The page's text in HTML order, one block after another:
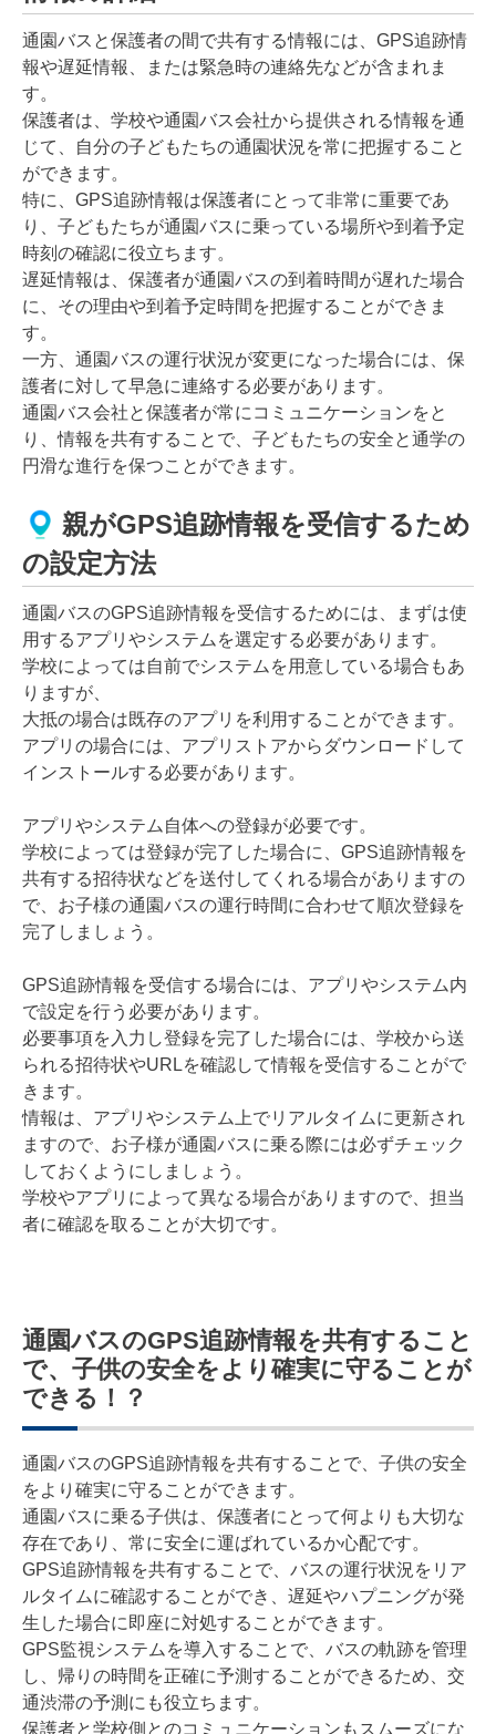
通園バスと保護者の間で共有する情報には、GPS追跡情
報や遅延情報、または緊急時の連絡先などが含まれま
す。
保護者は、学校や通園バス会社から提供される情報を通
じて、自分の子どもたちの通園状況を常に把握すること
ができます。
特に、GPS追跡情報は保護者にとって非常に重要であ
り、子どもたちが通園バスに乗っている場所や到着予定
時刻の確認に役立ちます。
遅延情報は、保護者が通園バスの到着時間が遅れた場合
に、その理由や到着予定時間を把握することができま
す。
一方、通園バスの運行状況が変更になった場合には、保
護者に対して早急に連絡する必要があります。
通園バス会社と保護者が常にコミュニケーションをと
り、情報を共有することで、子どもたちの安全と通学の
円滑な進行を保つことができます。
親がGPS追跡情報を受信するため
の設定方法
通園バスのGPS追跡情報を受信するためには、まずは使
用するアプリやシステムを選定する必要があります。
学校によっては自前でシステムを用意している場合もあ
りますが、
大抵の場合は既存のアプリを利用することができます。
アプリの場合には、アプリストアからダウンロードして
インストールする必要があります。
アプリやシステム自体への登録が必要です。
学校によっては登録が完了した場合に、GPS追跡情報を
共有する招待状などを送付してくれる場合がありますの
で、お子様の通園バスの運行時間に合わせて順次登録を
完了しましょう。
GPS追跡情報を受信する場合には、アプリやシステム内
で設定を行う必要があります。
必要事項を入力し登録を完了した場合には、学校から送
られる招待状やURLを確認して情報を受信することがで
きます。
情報は、アプリやシステム上でリアルタイムに更新され
ますので、お子様が通園バスに乗る際には必ずチェック
しておくようにしましょう。
学校やアプリによって異なる場合がありますので、担当
者に確認を取ることが大切です。
通園バスのGPS追跡情報を共有すること
で、子供の安全をより確実に守ることが
できる！？
通園バスのGPS追跡情報を共有することで、子供の安全
をより確実に守ることができます。
通園バスに乗る子供は、保護者にとって何よりも大切な
存在であり、常に安全に運ばれているか心配です。
GPS追跡情報を共有することで、バスの運行状況をリア
ルタイムに確認することができ、遅延やハプニングが発
生した場合に即座に対処することができます。
GPS監視システムを導入することで、バスの軌跡を管理
し、帰りの時間を正確に予測することができるため、交
通渋滞の予測にも役立ちます。
保護者と学校側とのコミュニケーションもスムーズにな